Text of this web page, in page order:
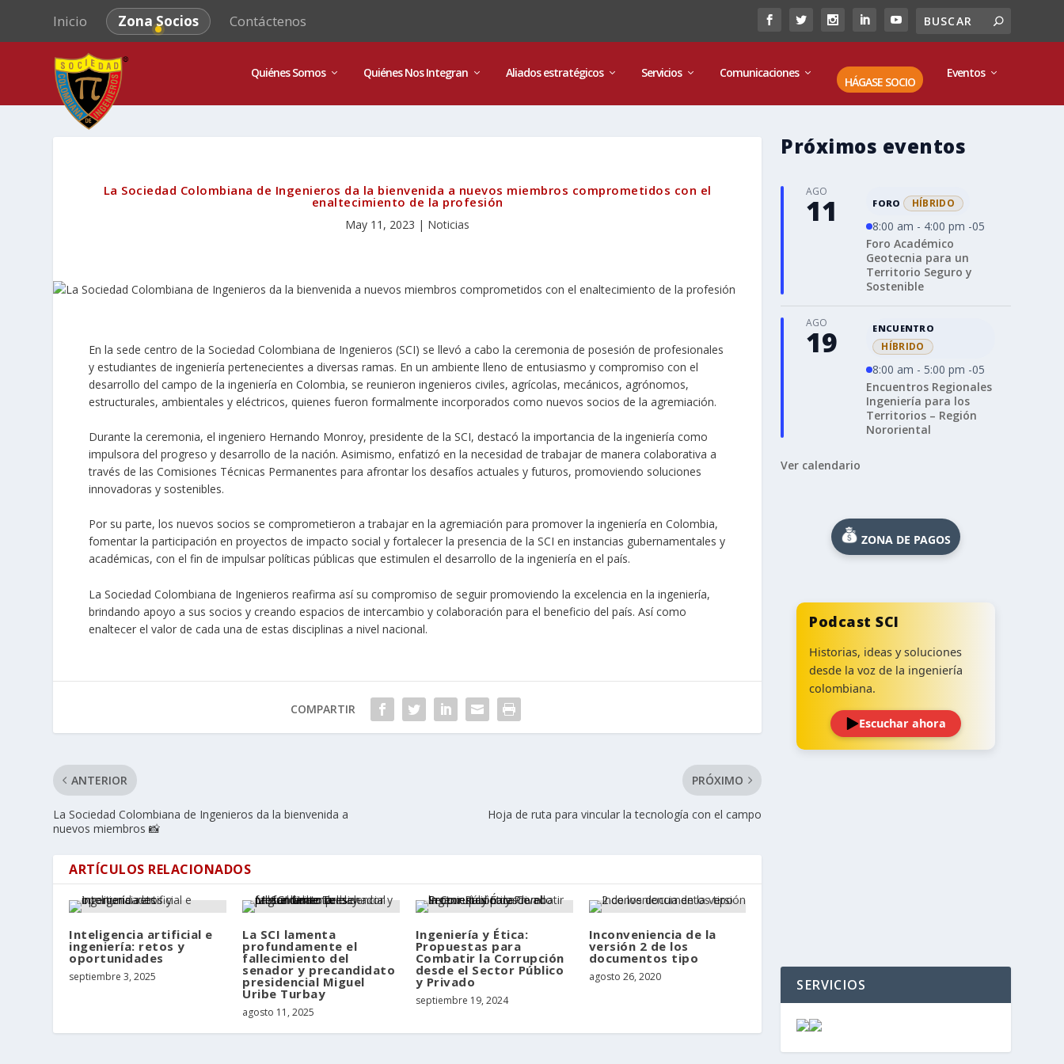
Inicio Zona Socios Contáctenos
Quiénes Somos Quiénes Nos Integran Aliados estratégicos Servicios Comunicaciones
HÁGASE SOCIO
Eventos
La Sociedad Colombiana de Ingenieros da la bienvenida a nuevos miembros comprometidos con el
enaltecimiento de la profesión
May 11, 2023 | Noticias
En la sede centro de la Sociedad Colombiana de Ingenieros (SCI) se llevó a cabo la ceremonia de posesión de profesionales
y estudiantes de ingeniería pertenecientes a diversas ramas. En un ambiente lleno de entusiasmo y compromiso con el
desarrollo del campo de la ingeniería en Colombia, se reunieron ingenieros civiles, agrícolas, mecánicos, agrónomos,
estructurales, ambientales y eléctricos, quienes fueron formalmente incorporados como nuevos socios de la agremiación.
Durante la ceremonia, el ingeniero Hernando Monroy, presidente de la SCI, destacó la importancia de la ingeniería como
impulsora del progreso y desarrollo de la nación. Asimismo, enfatizó en la necesidad de trabajar de manera colaborativa a
través de las Comisiones Técnicas Permanentes para afrontar los desafíos actuales y futuros, promoviendo soluciones
innovadoras y sostenibles.
Por su parte, los nuevos socios se comprometieron a trabajar en la agremiación para promover la ingeniería en Colombia,
fomentar la participación en proyectos de impacto social y fortalecer la presencia de la SCI en instancias gubernamentales y
académicas, con el fin de impulsar políticas públicas que estimulen el desarrollo de la ingeniería en el país.
La Sociedad Colombiana de Ingenieros reafirma así su compromiso de seguir promoviendo la excelencia en la ingeniería,
brindando apoyo a sus socios y creando espacios de intercambio y colaboración para el beneficio del país. Así como
enaltecer el valor de cada una de estas disciplinas a nivel nacional.
COMPARTIR
ANTERIOR
La Sociedad Colombiana de Ingenieros da la bienvenida a
nuevos miembros 📸
PRÓXIMO
Hoja de ruta para vincular la tecnología con el campo
ARTÍCULOS RELACIONADOS
Inteligencia artificial e
ingeniería: retos y
oportunidades
septiembre 3, 2025
La SCI lamenta
profundamente el
fallecimiento del
senador y precandidato
presidencial Miguel
Uribe Turbay
agosto 11, 2025
Ingeniería y Ética:
Propuestas para
Combatir la Corrupción
desde el Sector Público
y Privado
septiembre 19, 2024
Inconveniencia de la
versión 2 de los
documentos tipo
agosto 26, 2020
Próximos eventos
AGO
11 FORO HÍBRIDO
8:00 am - 4:00 pm -05
Foro Académico
Geotecnia para un
Territorio Seguro y
Sostenible
AGO
19 ENCUENTRO
HÍBRIDO
8:00 am - 5:00 pm -05
Encuentros Regionales
Ingeniería para los
Territorios – Región
Nororiental
Ver calendario
ZONA DE PAGOS
Podcast SCI
Historias, ideas y soluciones
desde la voz de la ingeniería
colombiana.
Escuchar ahora
SERVICIOS